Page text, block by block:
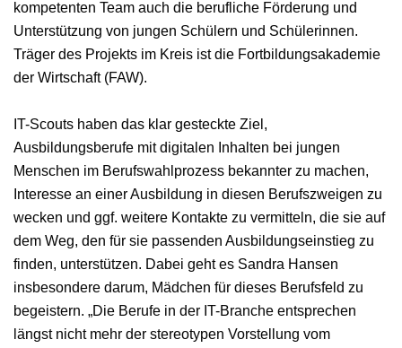
kompetenten Team auch die berufliche Förderung und
Unterstützung von jungen Schülern und Schülerinnen.
Träger des Projekts im Kreis ist die Fortbildungsakademie
der Wirtschaft (FAW).
IT-Scouts haben das klar gesteckte Ziel,
Ausbildungsberufe mit digitalen Inhalten bei jungen
Menschen im Berufswahlprozess bekannter zu machen,
Interesse an einer Ausbildung in diesen Berufszweigen zu
wecken und ggf. weitere Kontakte zu vermitteln, die sie auf
dem Weg, den für sie passenden Ausbildungseinstieg zu
finden, unterstützen. Dabei geht es Sandra Hansen
insbesondere darum, Mädchen für dieses Berufsfeld zu
begeistern. „Die Berufe in der IT-Branche entsprechen
längst nicht mehr der stereotypen Vorstellung vom